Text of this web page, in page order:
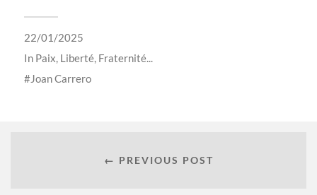
22/01/2025
In Paix, Liberté, Fraternité...
Joan Carrero
← PREVIOUS POST